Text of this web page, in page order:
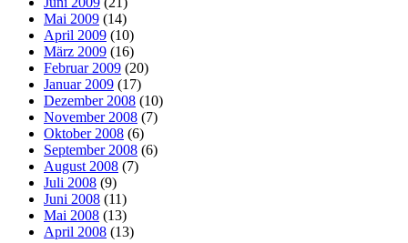
Mai 2009 (14)
April 2009 (10)
März 2009 (16)
Februar 2009 (20)
Januar 2009 (17)
Dezember 2008 (10)
November 2008 (7)
Oktober 2008 (6)
September 2008 (6)
August 2008 (7)
Juli 2008 (9)
Juni 2008 (11)
Mai 2008 (13)
April 2008 (13)